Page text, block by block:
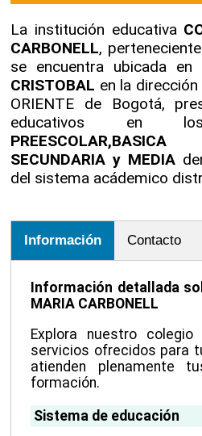
La institución educativa
CARBONELL,
se encuentra ubicada
CRISTOBAL en la dirección
ORIENTE de Bogotá,
educativos en
PREESCOLAR,BASICA
SECUNDARIA y MEDIA
del sistema acádemico
Información Contacto
Información detallada
MARIA CARBONELL
Explora nuestro
servicios ofrecidos para
atienden plenamente
formación.
Sistema de educación